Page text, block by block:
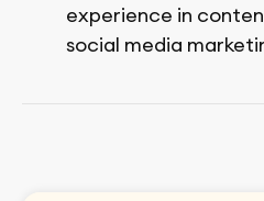
experience in
social media